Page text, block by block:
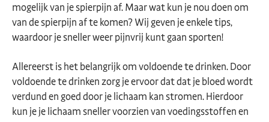
mogelijk van je spierpijn af. Maar wat kun je nou doen om
van de spierpijn af te komen? Wij geven je enkele tips,
waardoor je sneller weer pijnvrij kunt gaan sporten!
Allereerst is het belangrijk om voldoende te drinken. Door
voldoende te drinken zorg je ervoor dat dat je bloed wordt
verdund en goed door je lichaam kan stromen. Hierdoor
kun je je lichaam sneller voorzien van voedingsstoffen en